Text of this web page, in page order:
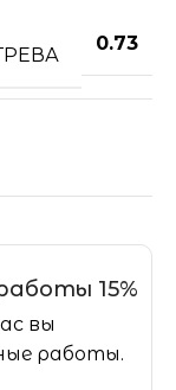
0.73
15%
вы
работы.